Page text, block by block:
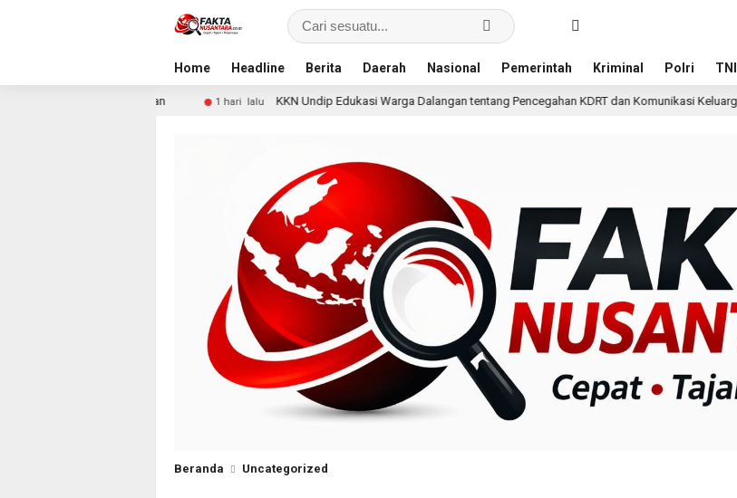
Home Headline Berita Daerah Nasional Pemerintah Kriminal Polri TNI
KKN Undip Edukasi Warga Dalangan tentang Pencegahan KDRT dan Komunikasi Keluarga 1 hari lalu
Beranda Uncategorized